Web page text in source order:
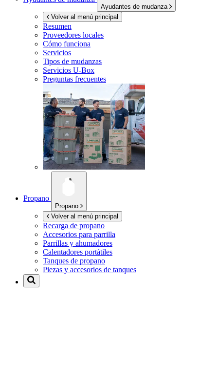
Ayudantes de mudanza
Volver al menú principal
Resumen
Proveedores locales
Cómo funciona
Servicios
Tipos de mudanzas
Servicios U-Box
Preguntas frecuentes
Propano
Propano
Volver al menú principal
Recarga de propano
Accesorios para parrilla
Parrillas y ahumadores
Calentadores portátiles
Tanques de propano
Piezas y accesorios de tanques